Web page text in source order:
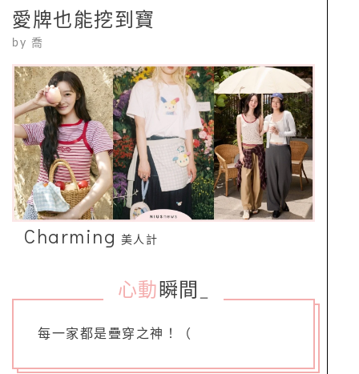
愛牌也能挖到寶
by 喬
Charming 美人計
心動 瞬間
每一家都是疊穿之神！（